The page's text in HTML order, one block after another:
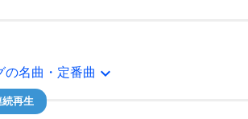
の名曲・定番曲 expand_more
続再生